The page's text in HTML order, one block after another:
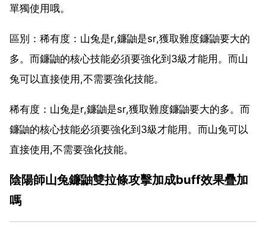
單獨使用哦。
區別：稀有度：山兔是r,鐮鼬是sr,獲取難度鐮鼬要大的
多。而鐮鼬的核心技能必須要強化到3級才能用。而山
兔可以直接使用,不需要強化技能。
稀有度：山兔是r,鐮鼬是sr,獲取難度鐮鼬要大的多。而
鐮鼬的核心技能必須要強化到3級才能用。而山兔可以
直接使用,不需要強化技能。
陰陽師山兔鐮鼬雙拉條攻擊加成buff效果疊加
嗎